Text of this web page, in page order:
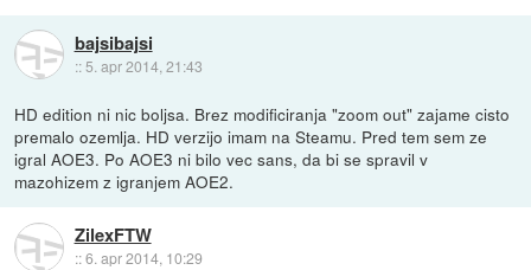
bajsibajsi
:: 5. apr 2014, 21:43
HD edition ni nic boljsa. Brez modificiranja "zoom out" zajame cisto
premalo ozemlja. HD verzijo imam na Steamu. Pred tem sem ze
igral AOE3. Po AOE3 ni bilo vec sans, da bi se spravil v
mazohizem z igranjem AOE2.
ZilexFTW
::6. apr 2014, 10:29